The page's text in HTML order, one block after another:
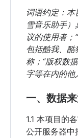
词语约定：本
雪音乐助手）
议的使用者；
包括酷我、
称；“版权数
字等在内的他
一、数据
1.1 本项目的
公开服务器中